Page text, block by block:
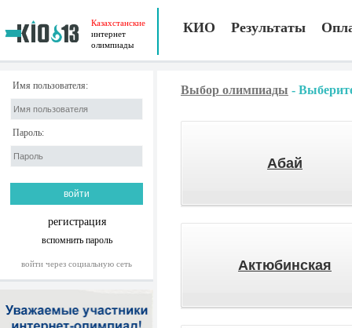
Казахстанские
интернет
олимпиады
КИО Результаты
Имя пользователя:
Пароль:
регистрация
вспомнить пароль
войти через социальную сеть
Выбор олимпиады -
Абай
Актюбинская